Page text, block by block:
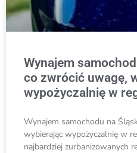
Wynajem
co zwrócić uwagę,
wypożyczalnię w
Wynajem samochodu na
wybierając wypożyczalnię w
najbardziej zurbanizowanych